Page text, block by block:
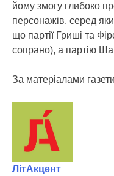
йому змогу глибоко
персонажів, серед
що партії Гриші та
сопрано), а партію
За матеріалами
ЛітАкцент